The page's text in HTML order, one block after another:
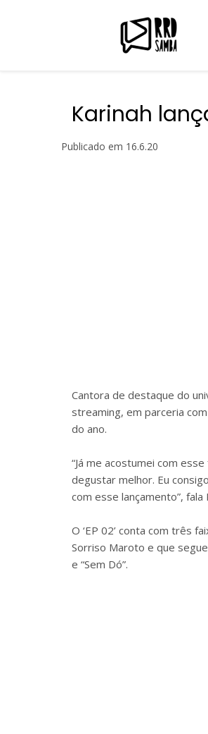
Karinah
Publicado em 16.6.20
Cantora de destaque do
streaming, em parceria
do ano.
“Já me acostumei com
degustar melhor. Eu
com esse lançamento”, fala
O ‘EP 02’ conta com três
Sorriso Maroto e que
e “Sem Dó”.